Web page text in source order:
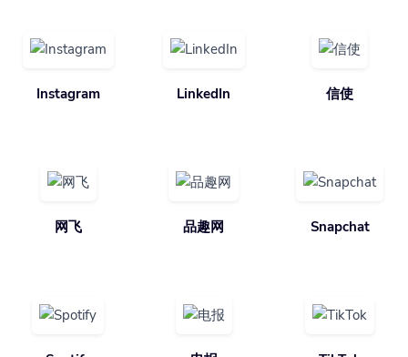
Instagram LinkedIn 信使
网飞 品趣网 Snapchat